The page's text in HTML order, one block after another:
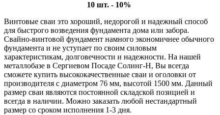
10 шт. - 10%
Винтовые сваи это хороший, недорогой и надежный способ
для быстрого возведения фундамента дома или забора.
Свайно-винтовой фундамент намного экономичнее обычного
фундамента и не уступает по своим силовым
характеристикам, долговечности и надежности. На нашей
металлобазе в Сергиевом Посаде Солинг-Н, Вы всегда
сможете купить высококачественные сваи и оголовки от
производителя с диаметром 76 мм, высотой 1500 мм. Данный
размер сваи являются постоянной складской позицией и
всегда в наличии. Можно заказать любой нестандартный
размер со сроком исполнения 1-3 дня.